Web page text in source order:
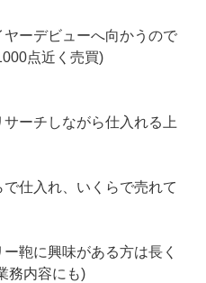
ーデビューへ向かうので
点近く売買)
ーチしながら仕入れる上
仕入れ、いくらで売れて
鞄に興味がある方は長く
務内容にも)